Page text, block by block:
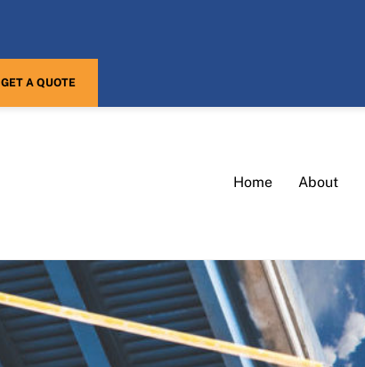
GET A QUOTE
Home About